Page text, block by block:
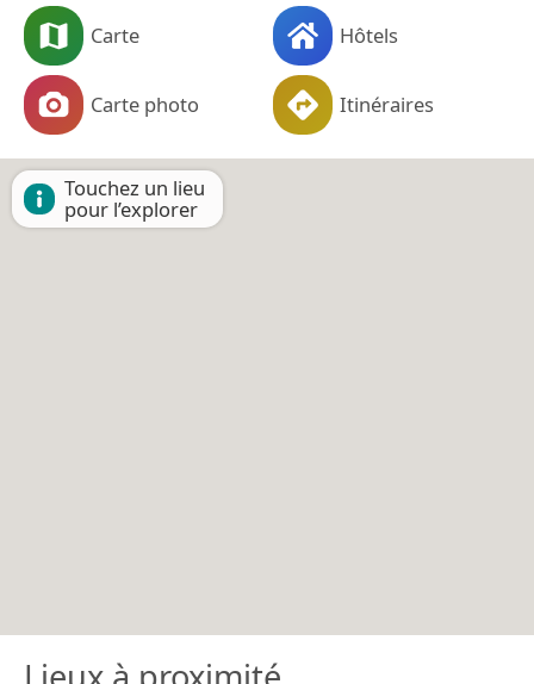
Carte Hôtels
Carte photo Itinéraires
Touchez un lieu
pour l’explorer